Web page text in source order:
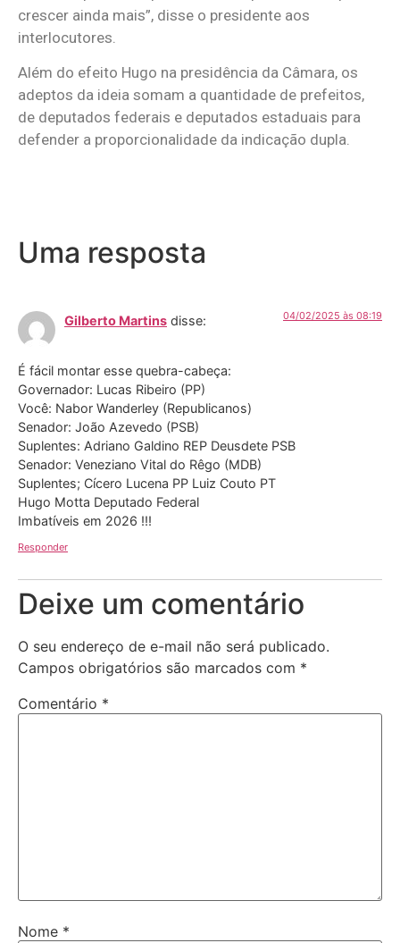
crescer ainda mais”, disse o presidente aos
interlocutores.
Além do efeito Hugo na presidência da Câmara, os
adeptos da ideia somam a quantidade de prefeitos,
de deputados federais e deputados estaduais para
defender a proporcionalidade da indicação dupla.
Uma resposta
Gilberto Martins disse: 04/02/2025 às 08:19
É fácil montar esse quebra-cabeça:
Governador: Lucas Ribeiro (PP)
Você: Nabor Wanderley (Republicanos)
Senador: João Azevedo (PSB)
Suplentes: Adriano Galdino REP Deusdete PSB
Senador: Veneziano Vital do Rêgo (MDB)
Suplentes; Cícero Lucena PP Luiz Couto PT
Hugo Motta Deputado Federal
Imbatíveis em 2026 !!!
Responder
Deixe um comentário
O seu endereço de e-mail não será publicado.
Campos obrigatórios são marcados com *
Comentário *
Nome *